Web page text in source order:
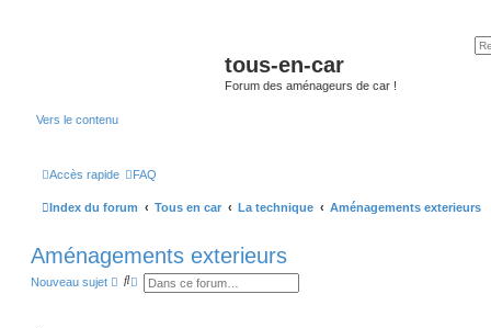
tous-en-car
Forum des aménageurs de car !
Vers le contenu
Accès rapide FAQ
Index du forum Tous en car La technique Aménagements exterieurs
Aménagements exterieurs
Nouveau sujet
R R